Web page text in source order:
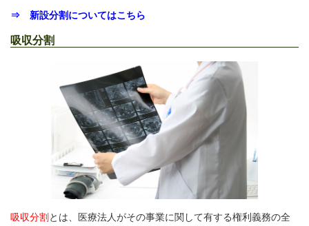
⇒ 新設分割についてはこちら
吸収分割
吸収分割 とは、医療法人がその事業に関して有する権利義務の全